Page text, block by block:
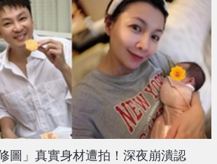
圖」真實身材遭拍！深夜崩潰認